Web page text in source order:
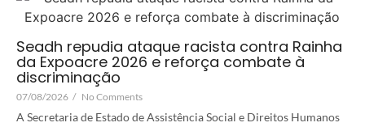
Seadh repudia ataque racista contra Rainha
da Expoacre 2026 e reforça combate à
discriminação
07/08/2026 / No Comments
A Secretaria de Estado de Assistência Social e Direitos Humanos